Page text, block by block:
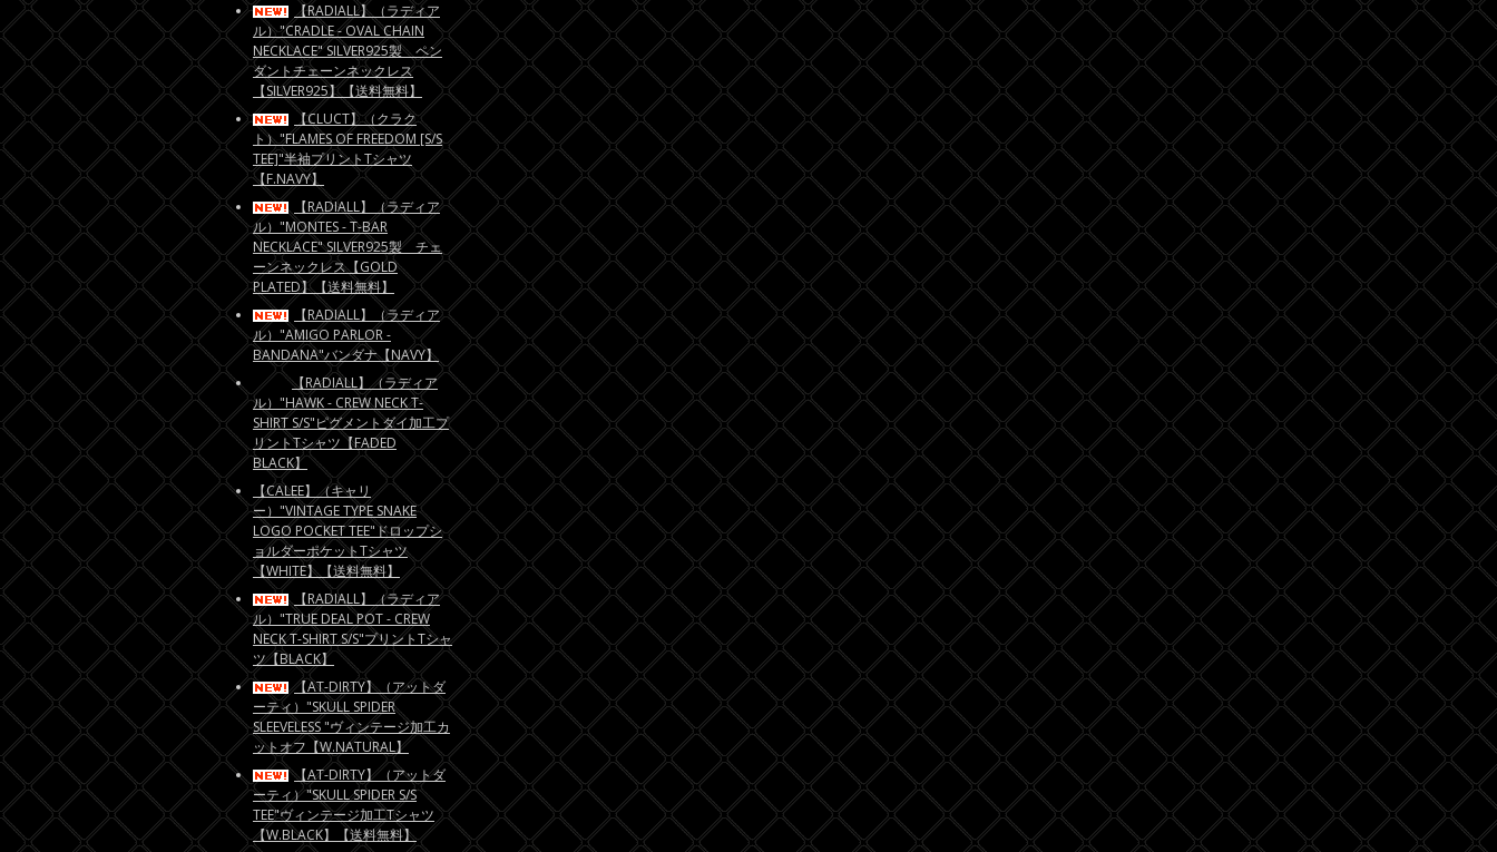
【RADIALL】（ラディア
ル）"CRADLE - OVAL CHAIN
NECKLACE" SILVER925製 ペン
ダントチェーンネックレス
【SILVER925】【送料無料】
【CLUCT】（クラク
ト）"FLAMES OF FREEDOM [S/S
TEE]"半袖プリントTシャツ
【F.NAVY】
【RADIALL】（ラディア
ル）"MONTES - T-BAR
NECKLACE" SILVER925製 チェ
ーンネックレス【GOLD
PLATED】【送料無料】
【RADIALL】（ラディア
ル）"AMIGO PARLOR -
BANDANA"バンダナ【NAVY】
【RADIALL】（ラディア
ル）"HAWK - CREW NECK T-
SHIRT S/S"ピグメントダイ加工プ
リントTシャツ【FADED
BLACK】
【CALEE】（キャリ
ー）"VINTAGE TYPE SNAKE
LOGO POCKET TEE"ドロップシ
ョルダーポケットTシャツ
【WHITE】【送料無料】
【RADIALL】（ラディア
ル）"TRUE DEAL POT - CREW
NECK T-SHIRT S/S"プリントTシャ
ツ【BLACK】
【AT-DIRTY】（アットダ
ーティ）"SKULL SPIDER
SLEEVELESS "ヴィンテージ加工カ
ットオフ【W.NATURAL】
【AT-DIRTY】（アットダ
ーティ）"SKULL SPIDER S/S
TEE"ヴィンテージ加工Tシャツ
【W.BLACK】【送料無料】